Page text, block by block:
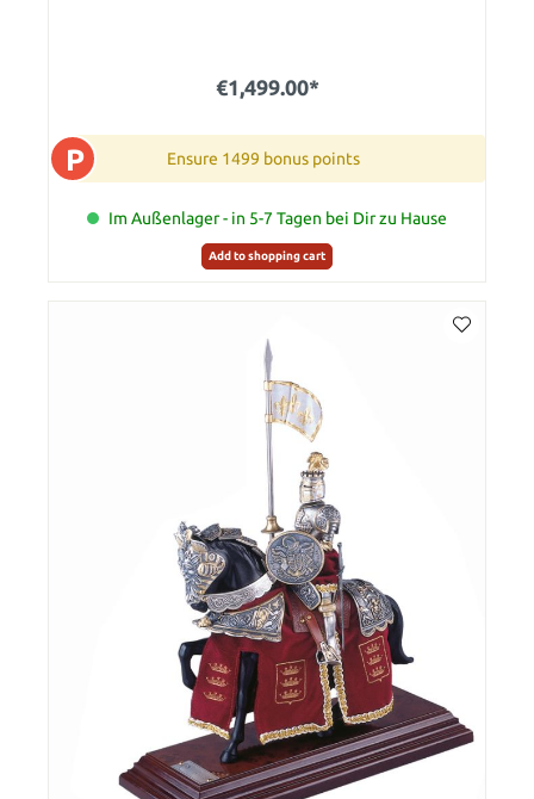
€1,499.00*
P Ensure 1499 bonus points
Im Außenlager - in 5-7 Tagen bei Dir zu Hause
Add to shopping cart